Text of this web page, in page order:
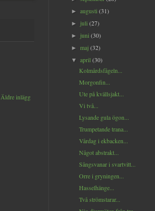
Äldre inlägg
►augusti(31)
► juli(27)
► juni(30)
►maj(32)
▼april(30)
Kolmårdsfågeln...
Morgonfin...
Ute på kvällsjakt...
Vi två...
Lysande gula ögon...
Trumpetande trana...
Vårdag i ekbacken...
Något abstrakt...
Sångsvanar i svartvitt...
Orre i gryningen...
Hasselhänge...
Två strömstarar...